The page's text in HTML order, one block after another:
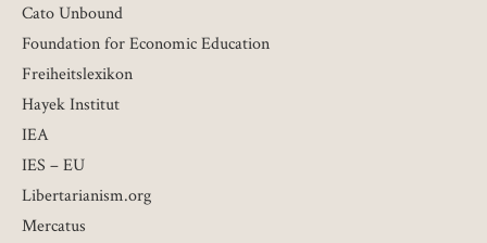
Cato Unbound
Foundation for Economic Education
Freiheitslexikon
Hayek Institut
IEA
IES – EU
Libertarianism.org
Mercatus